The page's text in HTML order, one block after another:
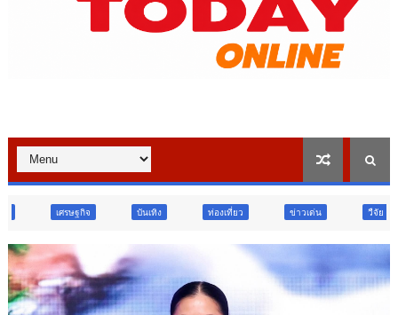
บันเทิง ท่องเที่ยว ข่าวเด่น วืจัย นวัตกรรม สังคม